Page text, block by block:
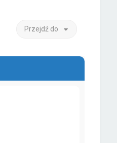
Przejdź do